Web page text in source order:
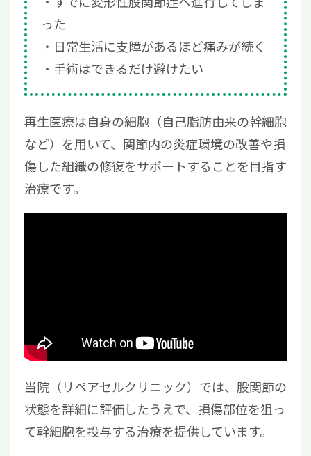
った
日常生活に支障があるほど痛みが続く
手術はできるだけ避けたい
再生医療は自身の細胞（自己脂肪由来の幹細胞
など）を用いて、関節内の炎症環境の改善や損
傷した組織の修復をサポートすることを目指す
治療です。
当院（リペアセルクリニック）では、股関節の
状態を詳細に評価したうえで、損傷部位を狙っ
て幹細胞を投与する治療を提供しています。